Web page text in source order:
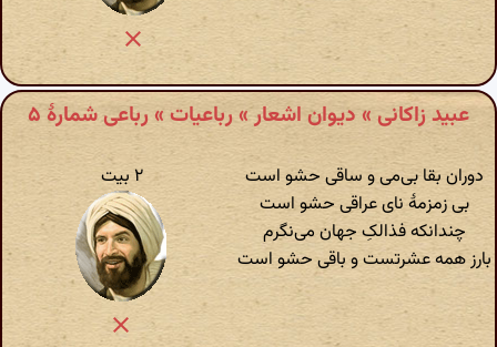
عبید زاکانی » دیوان اشعار » رباعیات » رباعی شمارهٔ ۵
دوران بقا بی‌می و ساقی حشو است
بی زمزمهٔ نای عراقی حشو است
چندانکه فذالکِ جهان می‌نگرم
بارز همه عشرتست و باقی حشو است
۲ بیت